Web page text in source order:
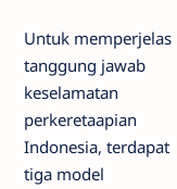
Untuk memperjelas
tanggung jawab
keselamatan
perkeretaapian
Indonesia, terdapat
tiga model